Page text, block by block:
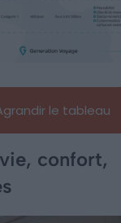
le tableau
confort,